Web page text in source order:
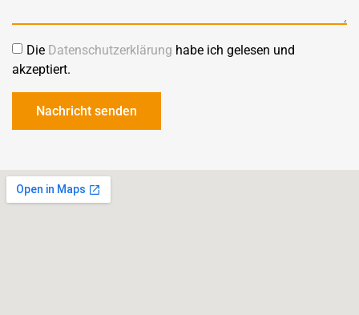
Die Datenschutzerklärung habe ich gelesen und
akzeptiert.
Nachricht senden